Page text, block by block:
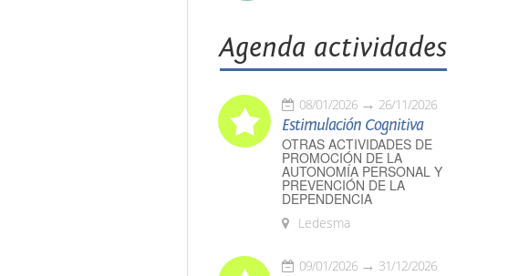
Agenda actividades
08/01/2026 26/11/2026
Estimulación Cognitiva
OTRAS ACTIVIDADES DE
PROMOCIÓN DE LA
AUTONOMÍA PERSONAL Y
PREVENCIÓN DE LA
DEPENDENCIA
Ledesma
09/01/2026 31/12/2026